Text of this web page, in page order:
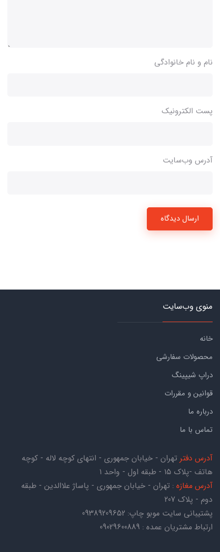
نام و نام خانوادگی
پست الکترونیک
آدرس وب‌سایت
ارسال دیدگاه
منوی وب‌سایت
خانه
محصولات سفارشی
دراپ شیپینگ
قوانین و مقررات
درباره ما
تماس با ما
آدرس دفتر تهران - خیابان جمهوری - انتهای کوچه لاله - کوچه
هاتف -پلاک ۱۵ - طبقه اول - واحد ۱
آدرس مغازه : تهران - خیابان جمهوری - پاساژ علاالدین - طبقه
دوم - پلاک 207
پشتیبانی سایت موبو چاپ: 09389209652
ارتباط مشتریان عمده : 09029600889